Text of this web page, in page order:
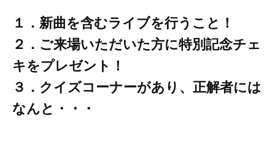
１．新曲を含むライブを行うこと！
２．ご来場いただいた方に特別記念チェ
キをプレゼント！
３．クイズコーナーがあり、正解者には
なんと・・・